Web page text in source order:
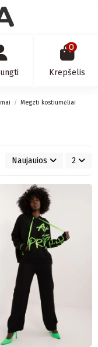
0
Krepšelis
Megzti kostiumėliai
Naujauios 2